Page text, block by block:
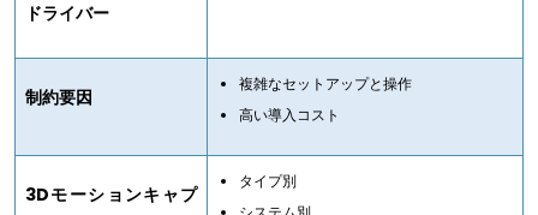
ドライバー
制約要因
複雑なセットアップと操作
高い導入コスト
3Dモーションキャプ
タイプ別